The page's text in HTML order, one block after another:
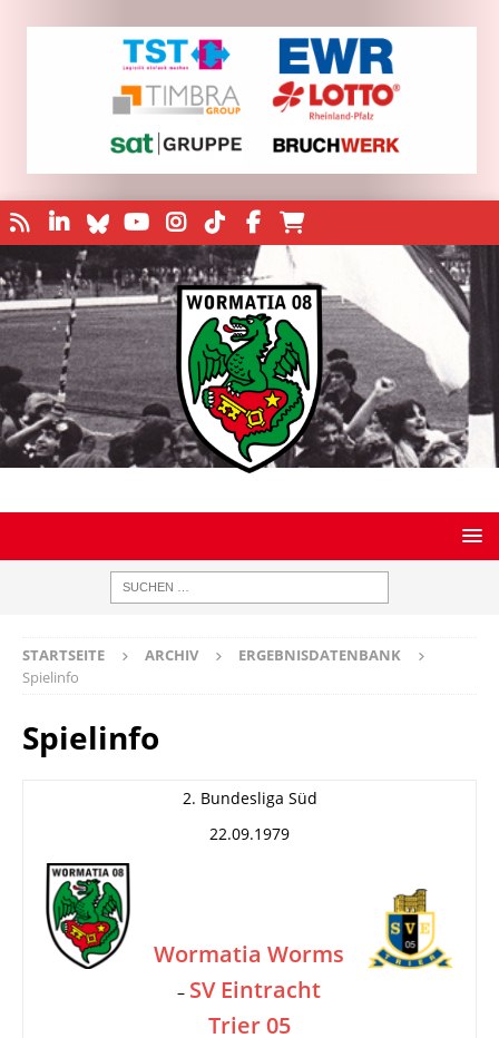
STARTSEITE ARCHIV
ERGEBNISDATENBANK
Spielinfo
Spielinfo
2. Bundesliga Süd
22.09.1979
Wormatia Worms
– SV Eintracht
Trier 05